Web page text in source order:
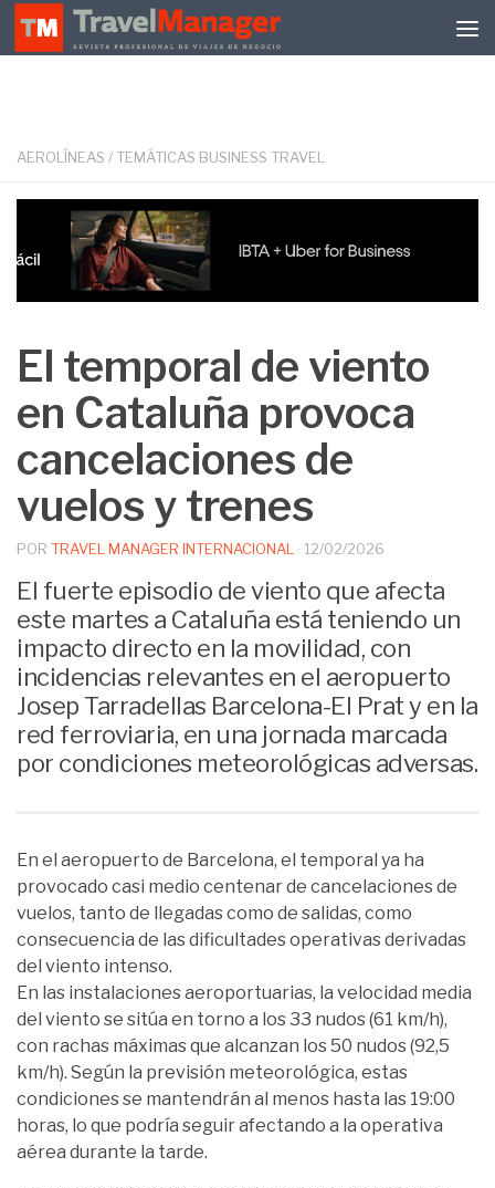
Debajo del contenido
AEROLÍNEAS / TEMÁTICAS BUSINESS TRAVEL
El temporal de viento
en Cataluña provoca
cancelaciones de
vuelos y trenes
POR TRAVEL MANAGER INTERNACIONAL · 12/02/2026
El fuerte episodio de viento que afecta
este martes a Cataluña está teniendo un
impacto directo en la movilidad, con
incidencias relevantes en el aeropuerto
Josep Tarradellas Barcelona-El Prat y en la
red ferroviaria, en una jornada marcada
por condiciones meteorológicas adversas.
En el aeropuerto de Barcelona, el temporal ya ha
provocado casi medio centenar de cancelaciones de
vuelos, tanto de llegadas como de salidas, como
consecuencia de las dificultades operativas derivadas
del viento intenso.
En las instalaciones aeroportuarias, la velocidad media
del viento se sitúa en torno a los 33 nudos (61 km/h),
con rachas máximas que alcanzan los 50 nudos (92,5
km/h). Según la previsión meteorológica, estas
condiciones se mantendrán al menos hasta las 19:00
horas, lo que podría seguir afectando a la operativa
aérea durante la tarde.